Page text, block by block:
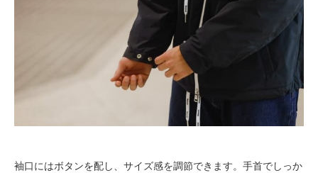
袖口にはボタンを配し、サイズ感を調節できます。手首でしっか